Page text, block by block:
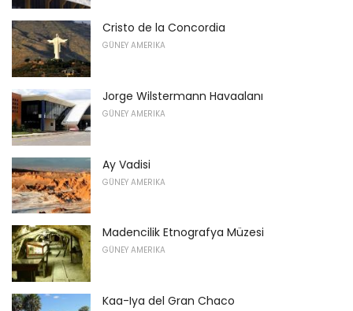
Cristo de la Concordia
GÜNEY AMERIKA
Jorge Wilstermann Havaalanı
GÜNEY AMERIKA
Ay Vadisi
GÜNEY AMERIKA
Madencilik Etnografya Müzesi
GÜNEY AMERIKA
Kaa-Iya del Gran Chaco